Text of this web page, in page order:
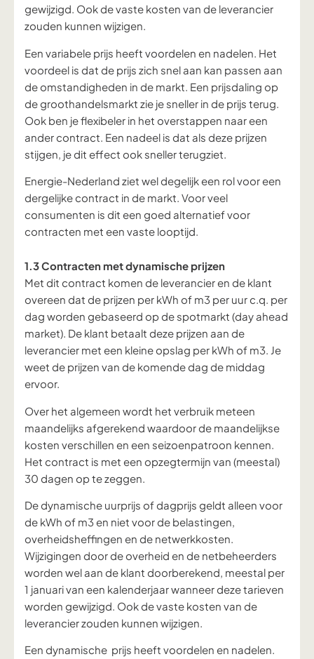
gewijzigd. Ook de vaste kosten van de leverancier
zouden kunnen wijzigen.
Een variabele prijs heeft voordelen en nadelen. Het
voordeel is dat de prijs zich snel aan kan passen aan
de omstandigheden in de markt. Een prijsdaling op
de groothandelsmarkt zie je sneller in de prijs terug.
Ook ben je flexibeler in het overstappen naar een
ander contract. Een nadeel is dat als deze prijzen
stijgen, je dit effect ook sneller terugziet.
Energie-Nederland ziet wel degelijk een rol voor een
dergelijke contract in de markt. Voor veel
consumenten is dit een goed alternatief voor
contracten met een vaste looptijd.
1.3 Contracten met dynamische prijzen
Met dit contract komen de leverancier en de klant
overeen dat de prijzen per kWh of m3 per uur c.q. per
dag worden gebaseerd op de spotmarkt (day ahead
market). De klant betaalt deze prijzen aan de
leverancier met een kleine opslag per kWh of m3. Je
weet de prijzen van de komende dag de middag
ervoor.
Over het algemeen wordt het verbruik meteen
maandelijks afgerekend waardoor de maandelijkse
kosten verschillen en een seizoenpatroon kennen.
Het contract is met een opzegtermijn van (meestal)
30 dagen op te zeggen.
De dynamische uurprijs of dagprijs geldt alleen voor
de kWh of m3 en niet voor de belastingen,
overheidsheffingen en de netwerkkosten.
Wijzigingen door de overheid en de netbeheerders
worden wel aan de klant doorberekend, meestal per
1 januari van een kalenderjaar wanneer deze tarieven
worden gewijzigd. Ook de vaste kosten van de
leverancier zouden kunnen wijzigen.
Een dynamische prijs heeft voordelen en nadelen.